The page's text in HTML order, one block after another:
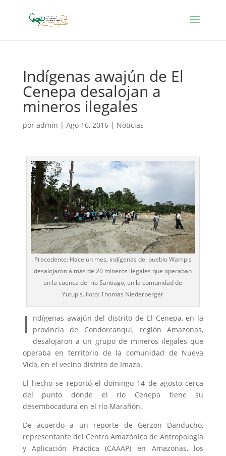
Indígenas awajún de El
Cenepa desalojan a
mineros ilegales
por admin | Ago 16, 2016| Noticias
Precedente: Hace un mes, indígenas del pueblo Wampis
desalojaron a más de 20 mineros ilegales que operaban
en la cuenca del río Santiago, en la comunidad de
Yutupis. Foto: Thomas Niederberger
I
ndígenas awajún del distrito de El Cenepa, en la
provincia de Condorcanqui, región Amazonas,
desalojaron a un grupo de mineros ilegales que
operaba en territorio de la comunidad de Nueva
Vida, en el vecino distrito de Imaza.
El hecho se reportó el domingo 14 de agosto cerca
del punto donde el río Cenepa tiene su
desembocadura en el río Marañón.
De acuerdo a un reporte de Gerzon Danducho,
representante del Centro Amazónico de Antropología
y Aplicación Práctica (CAAAP) en Amazonas, los